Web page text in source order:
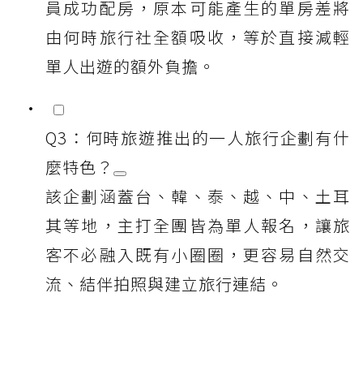
員成功配房，原本可能產生的單房差將
由何時旅行社全額吸收，等於直接減輕
單人出遊的額外負擔。
Q3：何時旅遊推出的一人旅行企劃有什
麼特色？
該企劃涵蓋台、韓、泰、越、中、土耳
其等地，主打全團皆為單人報名，讓旅
客不必融入既有小圈圈，更容易自然交
流、結伴拍照與建立旅行連結。